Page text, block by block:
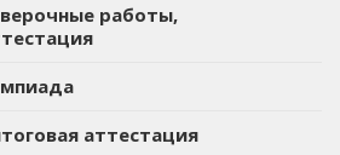
работы,
аттестация